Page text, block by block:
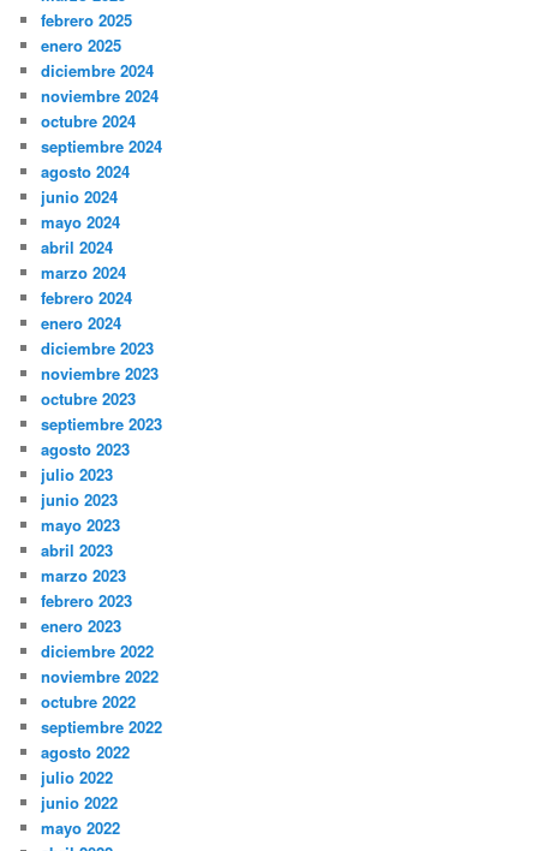
febrero 2025
enero 2025
diciembre 2024
noviembre 2024
octubre 2024
septiembre 2024
agosto 2024
junio 2024
mayo 2024
abril 2024
marzo 2024
febrero 2024
enero 2024
diciembre 2023
noviembre 2023
octubre 2023
septiembre 2023
agosto 2023
julio 2023
junio 2023
mayo 2023
abril 2023
marzo 2023
febrero 2023
enero 2023
diciembre 2022
noviembre 2022
octubre 2022
septiembre 2022
agosto 2022
julio 2022
junio 2022
mayo 2022